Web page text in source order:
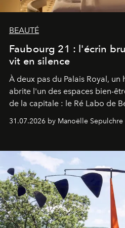
BEAUTÉ
Faubourg 21 : l'écrin
vit en silence
À deux pas du Palais Royal,
abrite l'un des espaces bien-
de la capitale : le Ré Labo de
31.07.2026 by Manoëlle Sepulchre